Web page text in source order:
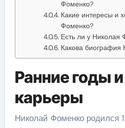
Фоменко?
Какие интересы и
Фоменко?
Есть ли у Николая
Какова
Ранние годы
карьеры
Николай Фоменко родился